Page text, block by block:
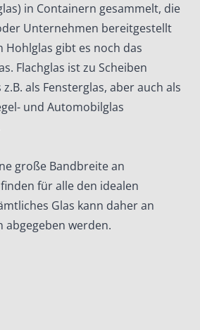
in Containern gesammelt, die
Unternehmen bereitgestellt
Hohlglas gibt es noch das
Flachglas ist zu Scheiben
als Fensterglas, aber auch als
und Automobilglas
große Bandbreite an
für alle den idealen
Glas kann daher an
werden.